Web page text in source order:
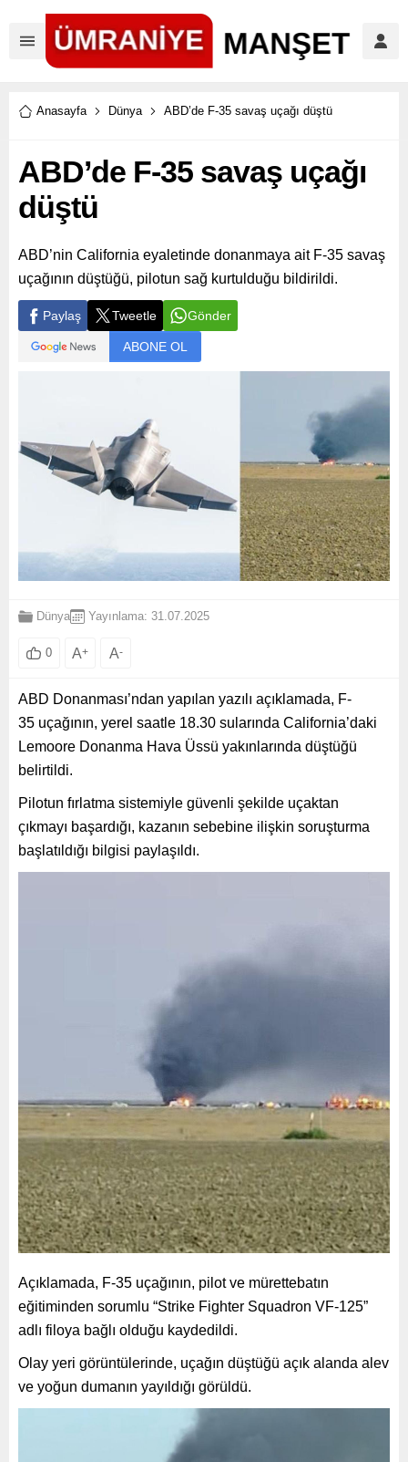
Anasayfa Dünya ABD’de F-35 savaş uçağı düştü
ABD’de F-35 savaş uçağı
düştü
ABD’nin California eyaletinde donanmaya ait F-35 savaş
uçağının düştüğü, pilotun sağ kurtulduğu bildirildi.
Paylaş Tweetle Gönder
ABONE OL
Dünya Yayınlama: 31.07.2025
0 A+ A-
ABD Donanması’ndan yapılan yazılı açıklamada, F-
35 uçağının, yerel saatle 18.30 sularında California’daki
Lemoore Donanma Hava Üssü yakınlarında düştüğü
belirtildi.
Pilotun fırlatma sistemiyle güvenli şekilde uçaktan
çıkmayı başardığı, kazanın sebebine ilişkin soruşturma
başlatıldığı bilgisi paylaşıldı.
Açıklamada, F-35 uçağının, pilot ve mürettebatın
eğitiminden sorumlu “Strike Fighter Squadron VF-125”
adlı filoya bağlı olduğu kaydedildi.
Olay yeri görüntülerinde, uçağın düştüğü açık alanda alev
ve yoğun dumanın yayıldığı görüldü.